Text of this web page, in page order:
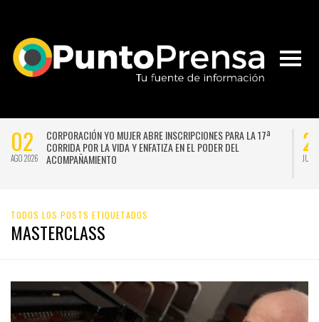
02
AGO 2026
CORPORACIÓN YO MUJER ABRE INSCRIPCIONES PARA LA 17ª
CORRIDA POR LA VIDA Y ENFATIZA EN EL PODER DEL
ACOMPAÑAMIENTO
JUL
TODOS LOS POSTS ETIQUETADOS
MASTERCLASS